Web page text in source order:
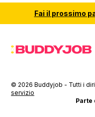
Fai il prossimo
© 2026 Buddyjob - Tutti i
servizio
Parte